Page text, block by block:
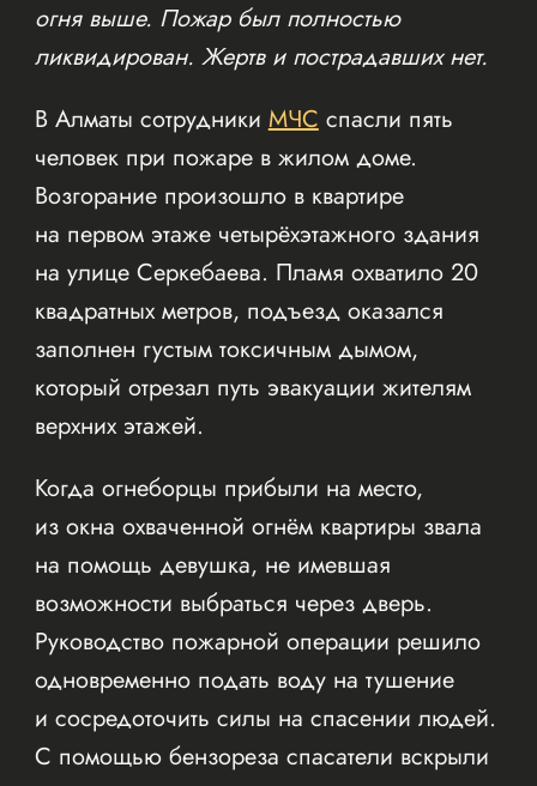
огня выше. Пожар был полностью
ликвидирован. Жертв и пострадавших нет.
В Алматы сотрудникиМЧСспасли пять
человек при пожаре в жилом доме.
Возгорание произошло в квартире
на первом этаже четырёхэтажного здания
на улице Серкебаева. Пламя охватило 20
квадратных метров, подъезд оказался
заполнен густым токсичным дымом,
который отрезал путь эвакуации жителям
верхних этажей.
Когда огнеборцы прибыли на место,
из окна охваченной огнём квартиры звала
на помощь девушка, не имевшая
возможности выбраться через дверь.
Руководство пожарной операции решило
одновременно подать воду на тушение
и сосредоточить силы на спасении людей.
С помощью бензореза спасатели вскрыли